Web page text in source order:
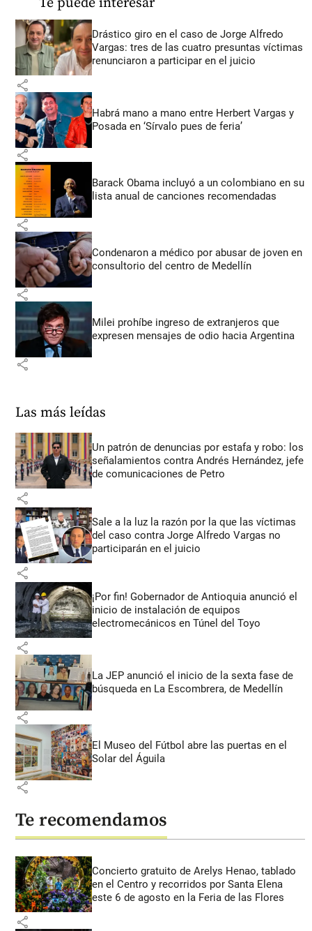
Drástico giro en el caso de Jorge Alfredo
Vargas: tres de las cuatro presuntas víctimas
renunciaron a participar en el juicio
share
Habrá mano a mano entre Herbert Vargas y
Posada en ‘Sírvalo pues de feria’
share
Barack Obama incluyó a un colombiano en su
lista anual de canciones recomendadas
share
Condenaron a médico por abusar de joven en
consultorio del centro de Medellín
share
Milei prohíbe ingreso de extranjeros que
expresen mensajes de odio hacia Argentina
share
Las más leídas
Un patrón de denuncias por estafa y robo: los
señalamientos contra Andrés Hernández, jefe
de comunicaciones de Petro
share
Sale a la luz la razón por la que las víctimas
del caso contra Jorge Alfredo Vargas no
participarán en el juicio
share
¡Por fin! Gobernador de Antioquia anunció el
inicio de instalación de equipos
electromecánicos en Túnel del Toyo
share
La JEP anunció el inicio de la sexta fase de
búsqueda en La Escombrera, de Medellín
share
El Museo del Fútbol abre las puertas en el
Solar del Águila
share
Te recomendamos
Concierto gratuito de Arelys Henao, tablado
en el Centro y recorridos por Santa Elena
este 6 de agosto en la Feria de las Flores
share